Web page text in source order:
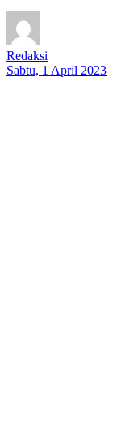
Redaksi
Sabtu, 1 April 2023